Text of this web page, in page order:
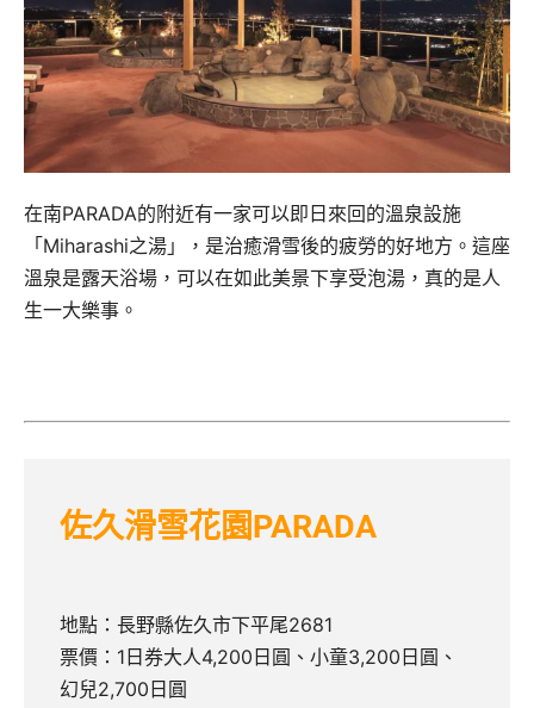
在南PARADA的附近有一家可以即日來回的溫泉設施
「Miharashi之湯」，是治癒滑雪後的疲勞的好地方。這座
溫泉是露天浴場，可以在如此美景下享受泡湯，真的是人
生一大樂事。
佐久滑雪花園PARADA
地點：長野縣佐久市下平尾2681
票價：1日券大人4,200日圓、小童3,200日圓、
幻兒2,700日圓